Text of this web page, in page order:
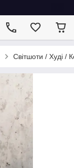
Світшоти / Худі /